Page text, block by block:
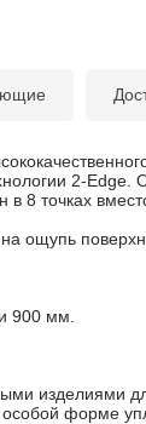
2-
точках
на ощупь
900 мм.
изделиями
форме